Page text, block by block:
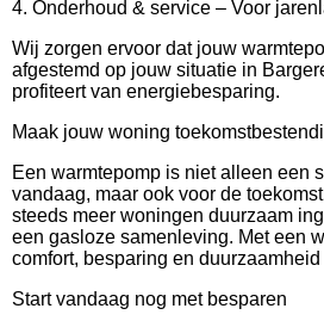
4. Onderhoud & service – Voor
Wij zorgen ervoor dat jouw
afgestemd op jouw situatie in
profiteert van energiebesparing.
Maak jouw woning
Een warmtepomp is niet alleen een
vandaag, maar ook voor de
steeds meer woningen duurzaam
een gasloze samenleving. Met een
comfort, besparing en
Start vandaag nog met besparen